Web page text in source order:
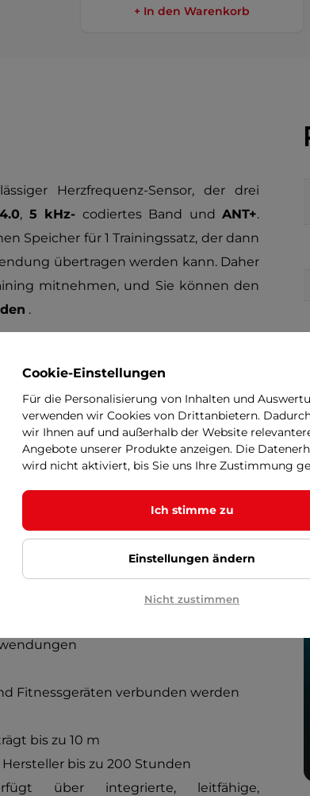
+ In den Warenkorb
Herzfrequenz-Sensor, der drei
, 5 kHz- codiertes Band und ANT+.
Speicher für 1 Trainingssatz, der dann
übertragen werden kann. Daher
mitnehmen, und Sie können den
.
sowie mit allen
die Möglichkeit, sich mit ANT + -
Marken zu verbinden. Bei einem
ausreichend, die die Verbindung
Messdaten inPolar BeatundPolar
Runtastic, Cardio Mapper
Fitnessgeräten verbunden werden
bis zu 10 m
bis zu 200 Stunden
über integrierte, leitfähige,
Cookie-Einstellungen
Für die Personalisierung von Inhalten und
verwenden wir Cookies von Drittanbietern.
wir Ihnen auf und außerhalb der Website
Angebote unserer Produkte anzeigen. Die
wird nicht aktiviert, bis Sie uns Ihre Zustimmung
Ich stimme zu
Einstellungen ändern
Nicht zustimmen